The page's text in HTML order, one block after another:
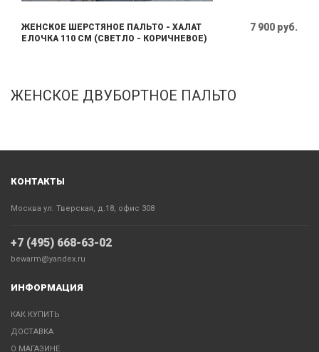
ЖЕНСКОЕ ШЕРСТЯНОЕ ПАЛЬТО - ХАЛАТ
ЕЛОЧКА 110 СМ (СВЕТЛО - КОРИЧНЕВОЕ)
7 900 руб.
ЖЕНСКОЕ ДВУБОРТНОЕ ПАЛЬТО
КОНТАКТЫ
Москва ул. Тверская, д.18, офис 308
+7 (495) 668-63-02
bewarm@yandex.ru
ИНФОРМАЦИЯ
КАК КУПИТЬ
ДОСТАВКА
О МАГАЗИНЕ